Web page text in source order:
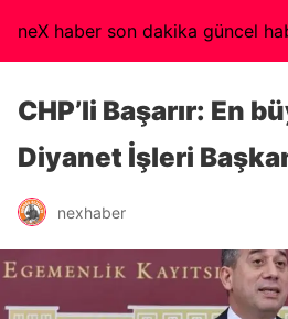
neX haber son dakika güncel
CHP’li Başarır: En
Diyanet İşleri
nexhaber